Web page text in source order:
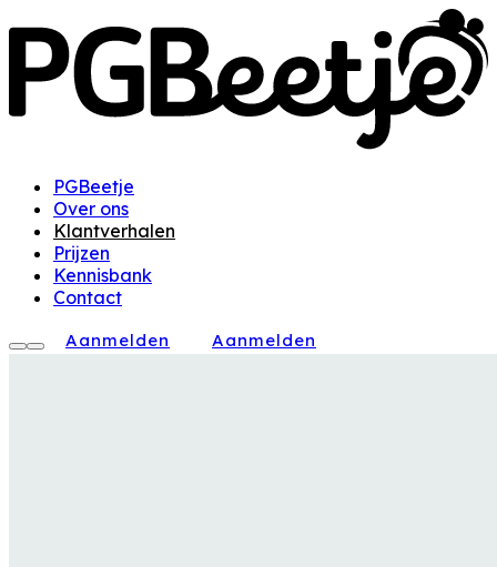
PGBeetje
Over ons
Klantverhalen
Prijzen
Kennisbank
Contact
Aanmelden Aanmelden